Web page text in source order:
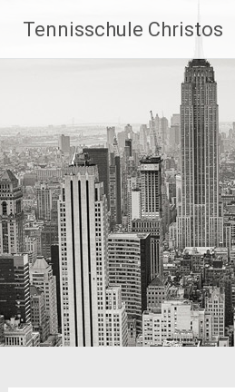
Inhalt
springen
Tennisschule Christos